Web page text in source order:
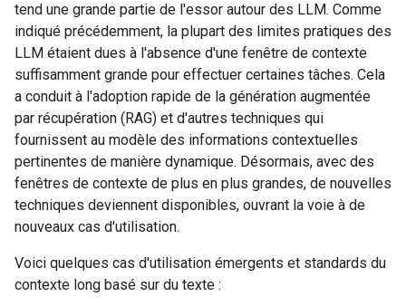
tend une grande partie de l'essor autour des LLM. Comme
indiqué précédemment, la plupart des limites pratiques des
LLM étaient dues à l'absence d'une fenêtre de contexte
suffisamment grande pour effectuer certaines tâches. Cela
a conduit à l'adoption rapide de la génération augmentée
par récupération (RAG) et d'autres techniques qui
fournissent au modèle des informations contextuelles
pertinentes de manière dynamique. Désormais, avec des
fenêtres de contexte de plus en plus grandes, de nouvelles
techniques deviennent disponibles, ouvrant la voie à de
nouveaux cas d'utilisation.
Voici quelques cas d'utilisation émergents et standards du
contexte long basé sur du texte :